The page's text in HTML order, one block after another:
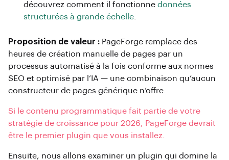
découvrez comment il fonctionne données
structurées à grande échelle
Proposition de valeur : PageForge remplace des
heures de création manuelle de pages par un
processus automatisé à la fois conforme aux normes
SEO et optimisé par l’IA — une combinaison qu’aucun
constructeur de pages générique n’offre.
Si le contenu programmatique fait partie de votre
stratégie de croissance pour 2026, PageForge devrait
être le premier plugin que vous installez.
Ensuite, nous allons examiner un plugin qui domine la